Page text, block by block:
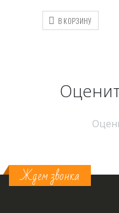
В КОРЗИНУ
Ждем звонка